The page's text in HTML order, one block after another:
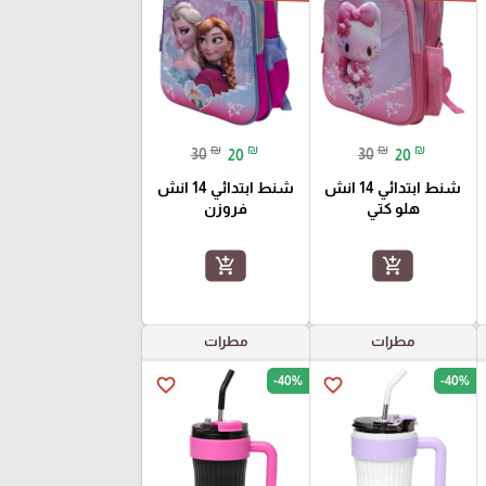
30 ₪ 20 ₪
شنط ابتدائي 14 انش
هلو كتي
add_shopping_cart
30 ₪ 20 ₪
شنط ابتدائي 14 انش
فروزن
add_shopping_cart
مطرات
favorite_border -40%
مطرات
favorite_border -40%